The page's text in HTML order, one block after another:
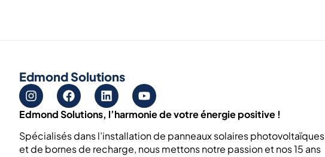
Edmond Solutions
Edmond Solutions, l’harmonie de votre énergie positive !
Spécialisés dans l’installation de panneaux solaires photovoltaïques
et de bornes de recharge, nous mettons notre passion et nos 15 ans